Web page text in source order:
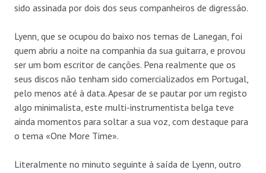
sido assinada por dois dos seus companheiros de digressão.
Lyenn, que se ocupou do baixo nos temas de Lanegan, foi
quem abriu a noite na companhia da sua guitarra, e provou
ser um bom escritor de canções. Pena realmente que os
seus discos não tenham sido comercializados em Portugal,
pelo menos até à data. Apesar de se pautar por um registo
algo minimalista, este multi-instrumentista belga teve
ainda momentos para soltar a sua voz, com destaque para
o tema «One More Time».
Literalmente no minuto seguinte à saída de Lyenn, outro